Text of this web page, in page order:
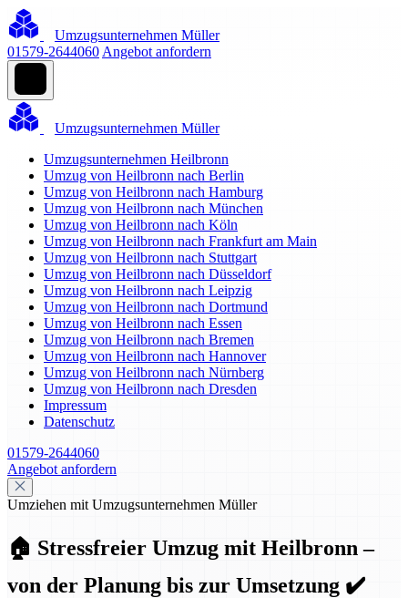
Umzugsunternehmen Müller
01579-2644060 Angebot anfordern
Umzugsunternehmen Müller
Umzugsunternehmen Heilbronn
Umzug von Heilbronn nach Berlin
Umzug von Heilbronn nach Hamburg
Umzug von Heilbronn nach München
Umzug von Heilbronn nach Köln
Umzug von Heilbronn nach Frankfurt am Main
Umzug von Heilbronn nach Stuttgart
Umzug von Heilbronn nach Düsseldorf
Umzug von Heilbronn nach Leipzig
Umzug von Heilbronn nach Dortmund
Umzug von Heilbronn nach Essen
Umzug von Heilbronn nach Bremen
Umzug von Heilbronn nach Hannover
Umzug von Heilbronn nach Nürnberg
Umzug von Heilbronn nach Dresden
Impressum
Datenschutz
01579-2644060
Angebot anfordern
Umziehen mit Umzugsunternehmen Müller
🏠 Stressfreier Umzug mit Heilbronn –
von der Planung bis zur Umsetzung ✔️